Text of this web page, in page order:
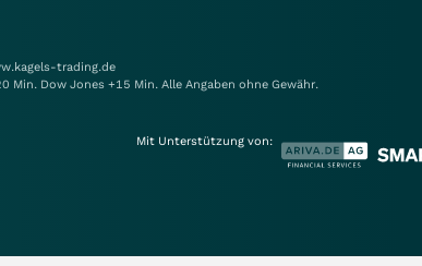
trading.de
Min. Dow Jones +15 Min. Alle Angaben ohne Gewähr.
Mit Unterstützung von: